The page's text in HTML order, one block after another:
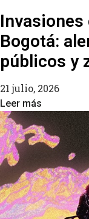
Bogotá:
públicos y
21 julio, 2026
Leer más